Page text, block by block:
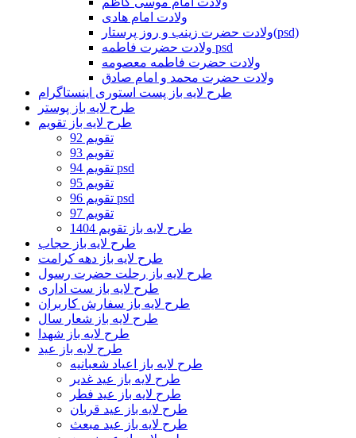
ولادت امام هادی
ولادت حضرت زینب و روز پرستار(psd)
ولادت حضرت فاطمه psd
ولادت حضرت فاطمه معصومه
ولادت حضرت محمد و امام صادق
طرح لایه باز پست استوری اینستاگرام
طرح لایه باز پوستر
طرح لایه باز تقویم
تقویم 92
تقویم 93
تقویم 94 psd
تقویم 95
تقویم 96 psd
تقویم 97
طرح لایه باز تقویم 1404
طرح لایه باز حجاب
طرح لایه باز دهه کرامت
طرح لایه باز رحلت حضرت رسول
طرح لایه باز ست اداری
طرح لایه باز سفارش کاربران
طرح لایه باز شعار سال
طرح لایه باز شهدا
طرح لایه باز عید
طرح لایه باز اعیاد شعبانیه
طرح لایه باز عید غدیر
طرح لایه باز عید فطر
طرح لایه باز عید قربان
طرح لایه باز عید مبعث